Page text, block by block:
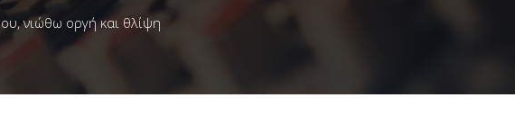
νιώθω οργή και θλίψη